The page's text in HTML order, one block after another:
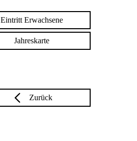
Eintritt Erwachsene
Jahreskarte
Zurück